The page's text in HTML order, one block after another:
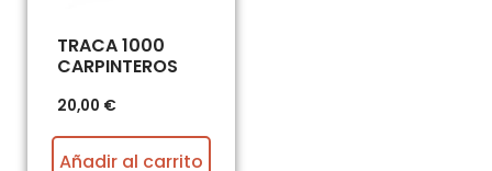
TRACA 1000
CARPINTEROS
20,00 €
Añadir al carrito